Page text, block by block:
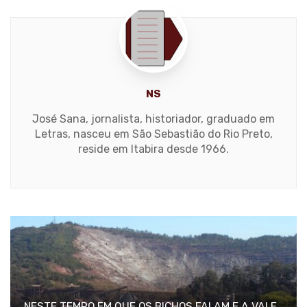
NS
José Sana, jornalista, historiador, graduado em
Letras, nasceu em São Sebastião do Rio Preto,
reside em Itabira desde 1966.